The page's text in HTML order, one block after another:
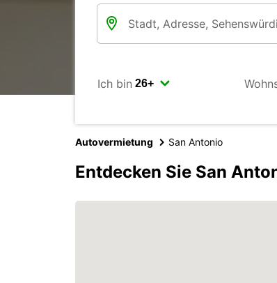
Ich bin
Autovermietung San Antonio
Entdecken Sie San